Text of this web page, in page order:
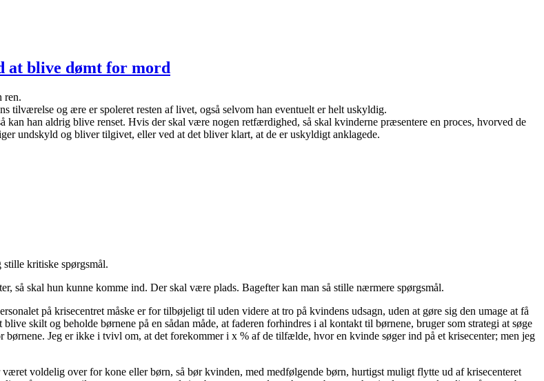
at blive dømt for mord
ren.
tilværelse og ære er spoleret resten af livet, også selvom han eventuelt er helt uskyldig.
kan han aldrig blive renset. Hvis der skal være nogen retfærdighed, så skal kvinderne præsentere en proces, hvorved de
undskyld og bliver tilgivet, eller ved at det bliver klart, at de er uskyldigt anklagede.
kritiske spørgsmål.
så skal hun kunne komme ind. Der skal være plads. Bagefter kan man så stille nærmere spørgsmål.
på krisecentret måske er for tilbøjeligt til uden videre at tro på kvindens udsagn, uden at gøre sig den umage at få
skilt og beholde børnene på en sådan måde, at faderen forhindres i al kontakt til børnene, bruger som strategi at søge
Jeg er ikke i tvivl om, at det forekommer i x % af de tilfælde, hvor en kvinde søger ind på et krisecenter; men jeg
voldelig over for kone eller børn, så bør kvinden, med medfølgende børn, hurtigst muligt flytte ud af krisecenteret